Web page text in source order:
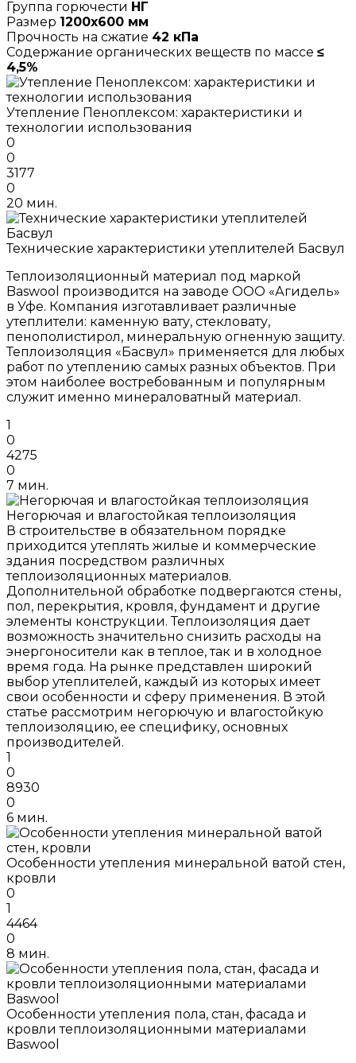
Группа горючести НГ
Размер 1200х600 мм
Прочность на сжатие 42 кПа
Содержание органических веществ по массе ≤
4,5%
Утепление Пеноплексом: характеристики и
технологии использования
0
0
3177
0
20 мин.
Технические характеристики утеплителей Басвул
Теплоизоляционный материал под маркой
Baswool производится на заводе ООО «Агидель»
в Уфе. Компания изготавливает различные
утеплители: каменную вату, стекловату,
пенополистирол, минеральную огненную защиту.
Теплоизоляция «Басвул» применяется для любых
работ по утеплению самых разных объектов. При
этом наиболее востребованным и популярным
служит именно минераловатный материал.
1
0
4275
0
7 мин.
Негорючая и влагостойкая теплоизоляция
В строительстве в обязательном порядке
приходится утеплять жилые и коммерческие
здания посредством различных
теплоизоляционных материалов.
Дополнительной обработке подвергаются стены,
пол, перекрытия, кровля, фундамент и другие
элементы конструкции. Теплоизоляция дает
возможность значительно снизить расходы на
энергоносители как в теплое, так и в холодное
время года. На рынке представлен широкий
выбор утеплителей, каждый из которых имеет
свои особенности и сферу применения. В этой
статье рассмотрим негорючую и влагостойкую
теплоизоляцию, ее специфику, основных
производителей.
1
0
8930
0
6 мин.
Особенности утепления минеральной ватой стен,
кровли
0
1
4464
0
8 мин.
Особенности утепления пола, стан, фасада и
кровли теплоизоляционными материалами
Baswool